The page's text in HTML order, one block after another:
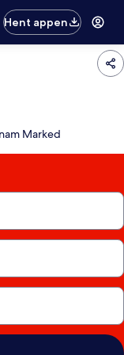
Hent appen
Marked